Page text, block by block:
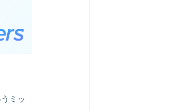
ミッ